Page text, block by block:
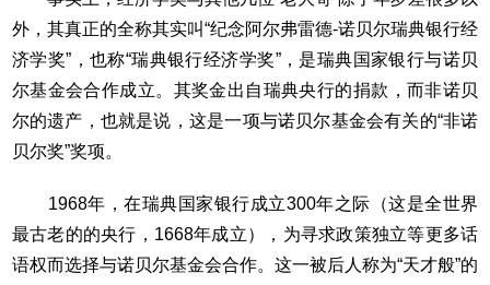
外，其真正的全称其实叫“纪念阿尔弗雷德-诺贝尔瑞典银行经
济学奖”，也称“瑞典银行经济学奖”，是瑞典国家银行与诺贝
尔基金会合作成立。其奖金出自瑞典央行的捐款，而非诺贝
尔的遗产，也就是说，这是一项与诺贝尔基金会有关的“非诺
贝尔奖”奖项。
1968年，在瑞典国家银行成立300年之际（这是全世界
最古老的的央行，1668年成立），为寻求政策独立等更多话
语权而选择与诺贝尔基金会合作。这一被后人称为“天才般”的